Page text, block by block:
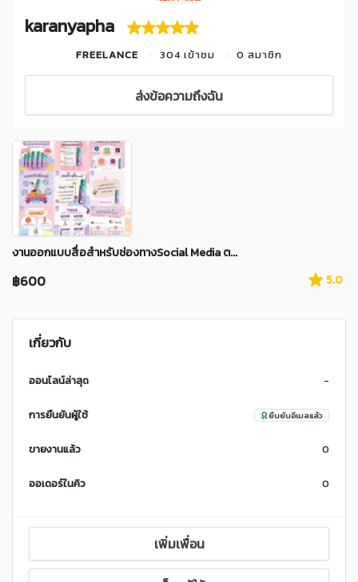
karanyapha
FREELANCE 304 เข้าชม 0 สมาชิก
ส่งข้อความถึงฉัน
งานออกแบบสื่อสำหรับช่องทางSocial Media ต...
฿600 5.0
เกี่ยวกับ
ออนไลน์ล่าสุด -
การยืนยันผู้ใช้ ยืนยันอีเมลแล้ว
ขายงานแล้ว 0
ออเดอร์ในคิว 0
เพิ่มเพื่อน